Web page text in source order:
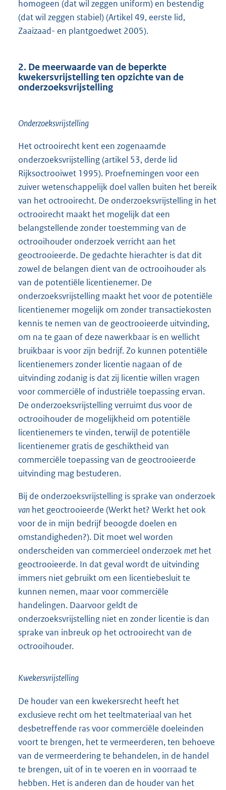
homogeen (dat wil zeggen uniform) en bestendig
(dat wil zeggen stabiel) (Artikel 49, eerste lid,
Zaaizaad- en plantgoedwet 2005).
2. De meerwaarde van de beperkte
kwekersvrijstelling ten opzichte van de
onderzoeksvrijstelling
Onderzoeksvrijstelling
Het octrooirecht kent een zogenaamde
onderzoeksvrijstelling (artikel 53, derde lid
Rijksoctrooiwet 1995). Proefnemingen voor een
zuiver wetenschappelijk doel vallen buiten het bereik
van het octrooirecht. De onderzoeksvrijstelling in het
octrooirecht maakt het mogelijk dat een
belangstellende zonder toestemming van de
octrooihouder onderzoek verricht aan het
geoctrooieerde. De gedachte hierachter is dat dit
zowel de belangen dient van de octrooihouder als
van de potentiële licentienemer. De
onderzoeksvrijstelling maakt het voor de potentiële
licentienemer mogelijk om zonder transactiekosten
kennis te nemen van de geoctrooieerde uitvinding,
om na te gaan of deze nawerkbaar is en wellicht
bruikbaar is voor zijn bedrijf. Zo kunnen potentiële
licentienemers zonder licentie nagaan of de
uitvinding zodanig is dat zij licentie willen vragen
voor commerciële of industriële toepassing ervan.
De onderzoeksvrijstelling verruimt dus voor de
octrooihouder de mogelijkheid om potentiële
licentienemers te vinden, terwijl de potentiële
licentienemer gratis de geschiktheid van
commerciële toepassing van de geoctrooieerde
uitvinding mag bestuderen.
Bij de onderzoeksvrijstelling is sprake van onderzoek
van het geoctrooieerde (Werkt het? Werkt het ook
voor de in mijn bedrijf beoogde doelen en
omstandigheden?). Dit moet wel worden
onderscheiden van commercieel onderzoek met het
geoctrooieerde. In dat geval wordt de uitvinding
immers niet gebruikt om een licentiebesluit te
kunnen nemen, maar voor commerciële
handelingen. Daarvoor geldt de
onderzoeksvrijstelling niet en zonder licentie is dan
sprake van inbreuk op het octrooirecht van de
octrooihouder.
Kwekersvrijstelling
De houder van een kwekersrecht heeft het
exclusieve recht om het teeltmateriaal van het
desbetreffende ras voor commerciële doeleinden
voort te brengen, het te vermeerderen, ten behoeve
van de vermeerdering te behandelen, in de handel
te brengen, uit of in te voeren en in voorraad te
hebben. Het is anderen dan de houder van het